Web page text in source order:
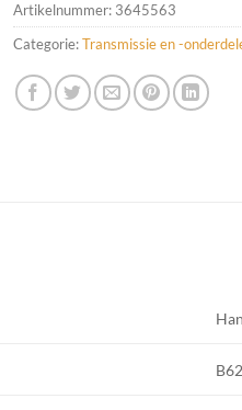
Artikelnummer: 3645563
Categorie:Transmissie en -